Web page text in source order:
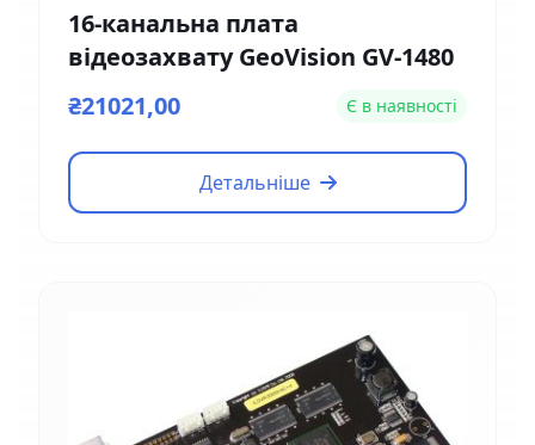
16-канальна плата
відеозахвату GeoVision GV-1480
₴21021,00
Є в наявності
Детальніше